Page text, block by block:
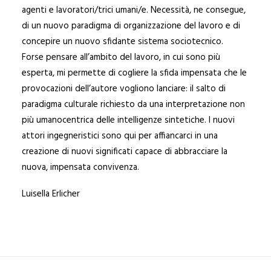
agenti e lavoratori/trici umani/e. Necessità, ne consegue,
di un nuovo paradigma di organizzazione del lavoro e di
concepire un nuovo sfidante sistema sociotecnico.
Forse pensare all’ambito del lavoro, in cui sono più
esperta, mi permette di cogliere la sfida impensata che le
provocazioni dell’autore vogliono lanciare: il salto di
paradigma culturale richiesto da una interpretazione non
più umanocentrica delle intelligenze sintetiche. I nuovi
attori ingegneristici sono qui per affiancarci in una
creazione di nuovi significati capace di abbracciare la
nuova, impensata convivenza.
Luisella Erlicher